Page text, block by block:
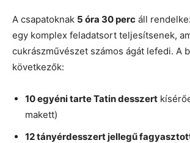
A csapatoknak 5 óra 30 perc áll
egy komplex feladatsort teljesítsenek,
cukrászművészet számos ágát lefedi. A
következők:
10 egyéni tarte Tatin desszert
makett)
12 tányérdesszert jellegű